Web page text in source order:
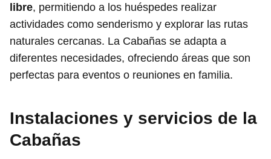
libre, permitiendo a los huéspedes realizar
actividades como senderismo y explorar las rutas
naturales cercanas. La Cabañas se adapta a
diferentes necesidades, ofreciendo áreas que son
perfectas para eventos o reuniones en familia.
Instalaciones y servicios de la
Cabañas